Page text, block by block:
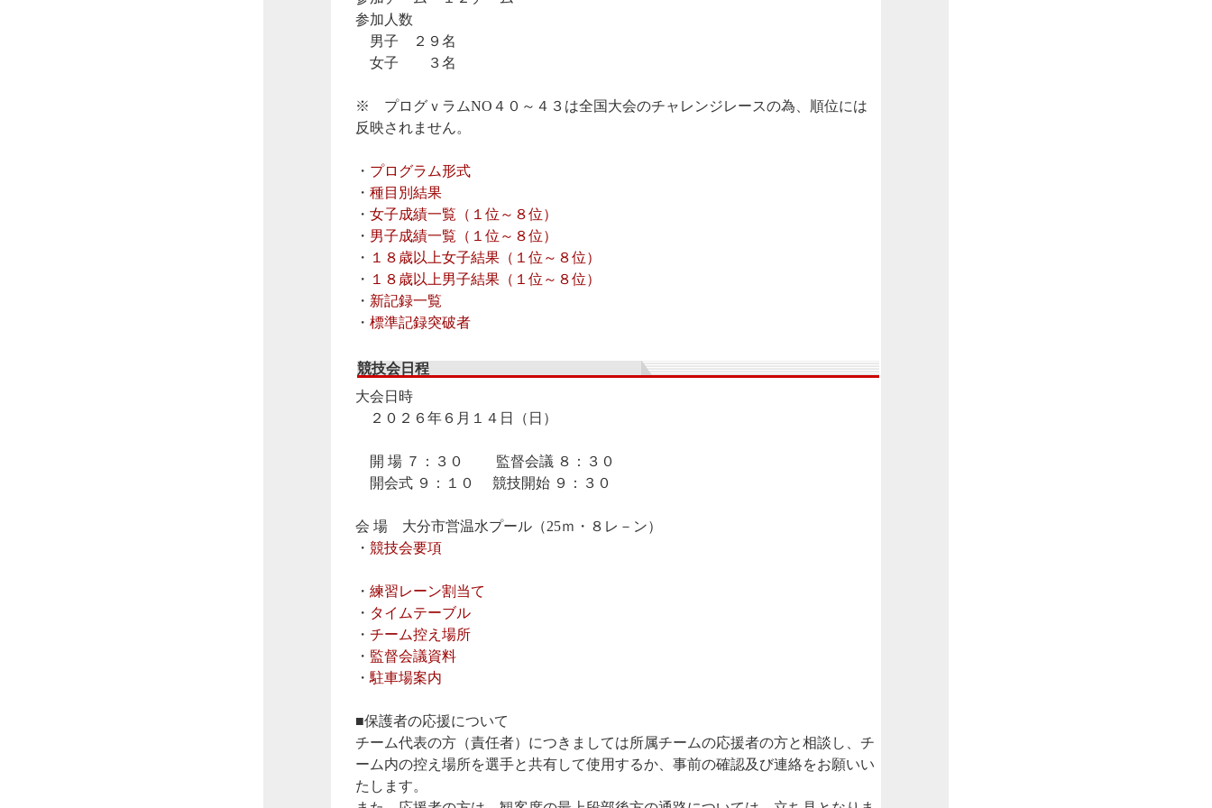
参加人数
男子 ２９名
女子 ３名
※ プログｖラムNO４０～４３は全国大会のチャレンジレースの為、順位には
反映されません。
・ プログラム形式
・ 種目別結果
・ 女子成績一覧（１位～８位）
・ 男子成績一覧（１位～８位）
・ １８歳以上女子結果（１位～８位）
・ １８歳以上男子結果（１位～８位）
・ 新記録一覧
・ 標準記録突破者
競技会日程
大会日時
２０２６年６月１４日（日）
開 場 ７：３０ 監督会議 ８：３０
開会式 ９：１０ 競技開始 ９：３０
会 場 大分市営温水プール（25ｍ・８レ－ン）
・ 競技会要項
・ 練習レーン割当て
・ タイムテーブル
・ チーム控え場所
・ 監督会議資料
・ 駐車場案内
■保護者の応援について
チーム代表の方（責任者）につきましては所属チームの応援者の方と相談し、チ
ーム内の控え場所を選手と共有して使用するか、事前の確認及び連絡をお願いい
たします。